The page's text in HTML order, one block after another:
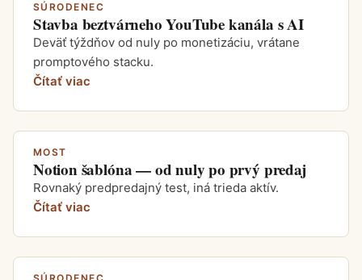
SÚRODENEC
Stavba beztvárneho YouTube kanála s AI
Deväť týždňov od nuly po monetizáciu, vrátane
promptového stacku.
Čítať viac
MOST
Notion šablóna — od nuly po prvý predaj
Rovnaký predpredajný test, iná trieda aktív.
Čítať viac